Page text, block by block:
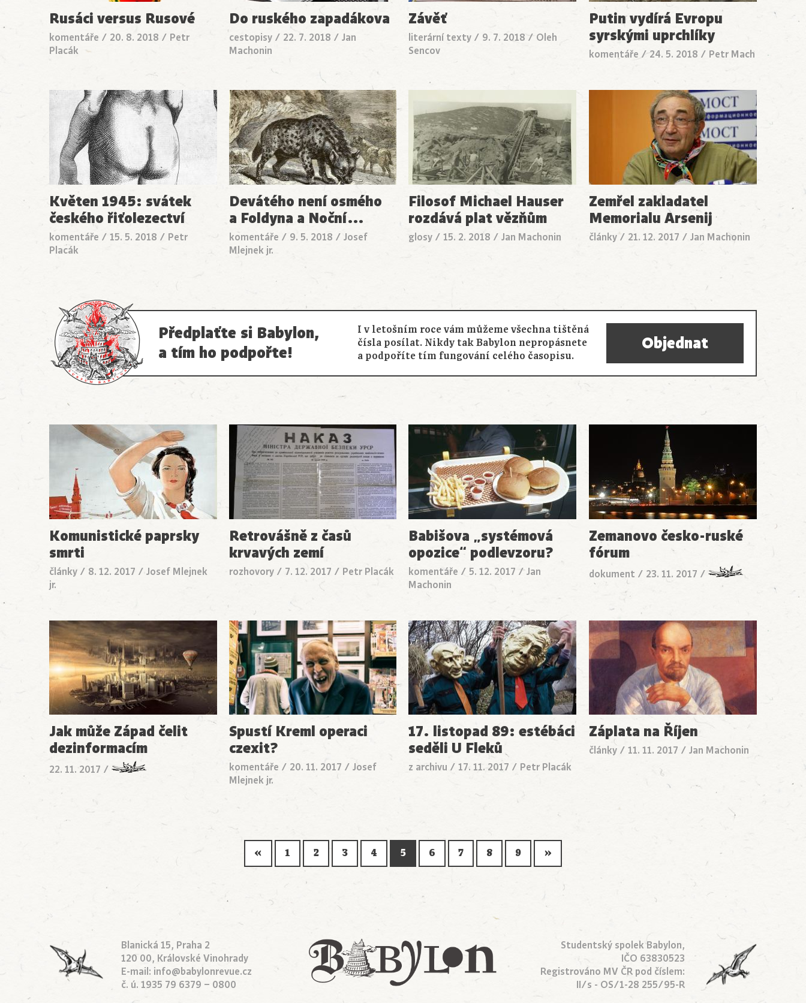
Rusáci versus Rusové
komentáře / 20. 8. 2018 / Petr
Placák
Do ruského zapadákova
cestopisy/ 22. 7. 2018 / Jan
Machonin
Závěť
literární texty / 9. 7. 2018 / Oleh
Sencov
Putin vydírá Evropu
syrskými uprchlíky
komentáře /24. 5. 2018 / Petr Mach
Květen 1945: svátek
českého řiťolezectví
komentáře / 15. 5. 2018 / Petr
Placák
Devátého není osmého
a Foldyna a Noční…
komentáře / 9. 5. 2018 / Josef
Mlejnek jr.
Filosof Michael Hauser
rozdává plat vězňům
glosy /15. 2. 2018 /Jan Machonin
Zemřel zakladatel
Memorialu Arsenij
články/ 21. 12. 2017 /Jan Machonin
Předplaťte si Babylon,
a tím ho podpořte!
I v letošním roce vám můžeme všechna tištěná
čísla posílat. Nikdy tak Babylon nepropásnete
a podpoříte tím fungování celého časopisu.
Objednat
Komunistické paprsky
smrti
články / 8. 12. 2017 / Josef Mlejnek
jr.
Retrovášně z časů
krvavých zemí
rozhovory/ 7. 12. 2017 / Petr Placák
Babišova „systémová
opozice“ podlevzoru?
komentáře / 5. 12. 2017 /Jan
Machonin
Zemanovo česko-ruské
fórum
dokument / 23. 11. 2017 /
Jak může Západ čelit
dezinformacím
22. 11. 2017 /
Spustí Kreml operaci
czexit?
komentáře / 20. 11. 2017 / Josef
Mlejnek jr.
17. listopad 89: estébáci
seděli U Fleků
z archivu /17. 11. 2017 / Petr Placák
Záplata na Říjen
články /11. 11. 2017 /Jan Machonin
« 1 2 3 4 5 6 7 8 9 »
Blanická 15, Praha 2
120 00, Královské Vinohrady
E-mail: info@babylonrevue.cz
č. ú. 1935 79 6379 – 0800
Studentský spolek Babylon,
IČO 63830523
Registrováno MV ČR pod číslem:
II/s - OS/1-28 255/95-R